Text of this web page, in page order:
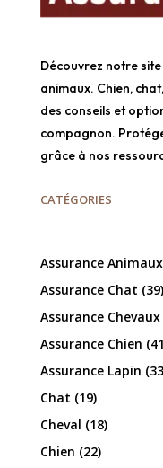
Découvrez notre
animaux. Chien,
des conseils et
compagnon.
grâce à nos
CATÉGORIES
Assurance Animaux
Assurance Chat (39)
Assurance Chevaux
Assurance Chien
Assurance Lapin
Chat (19)
Cheval (18)
Chien (22)